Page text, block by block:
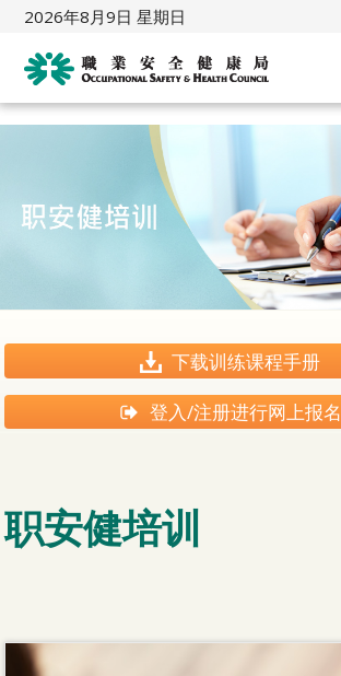
2026年8月9日 星期日
下载训练课程手册
登入/注册进行网上报名
职安健培训